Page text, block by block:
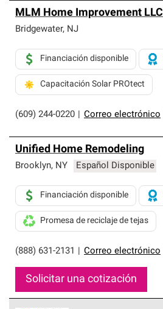
MLM Home Improvement LLC
Bridgewater, NJ
(609) 244-0220 Correo electrónico
Financiación disponible
Capacitación Solar PROtect
Unified Home Remodeling
Brooklyn, NY Español Disponible
(888) 631-2131 Correo electrónico
Financiación disponible
Promesa de reciclaje de tejas
Solicitar una cotización